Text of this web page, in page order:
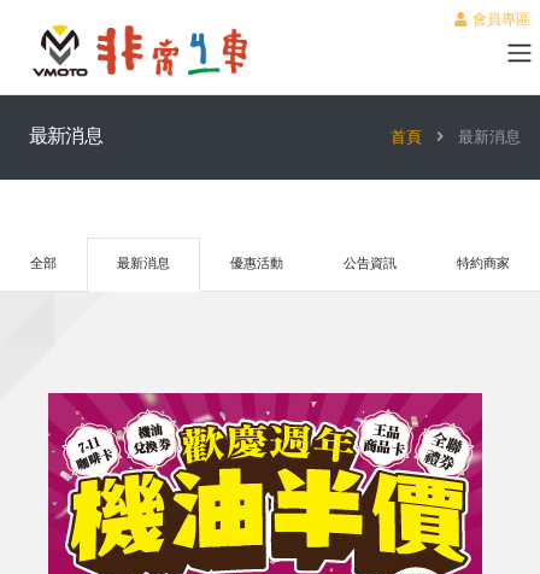
會員專區
最新消息 首頁 最新消息
全部 最新消息 優惠活動 公告資訊 特約商家